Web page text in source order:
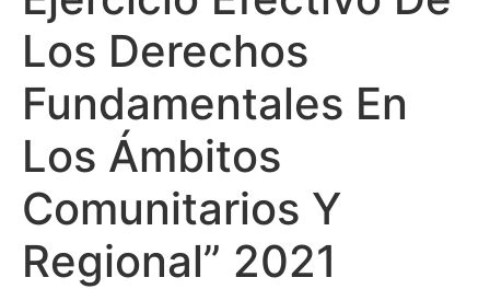
Los Derechos
Fundamentales En
Los Ámbitos
Comunitarios Y
Regional” 2021